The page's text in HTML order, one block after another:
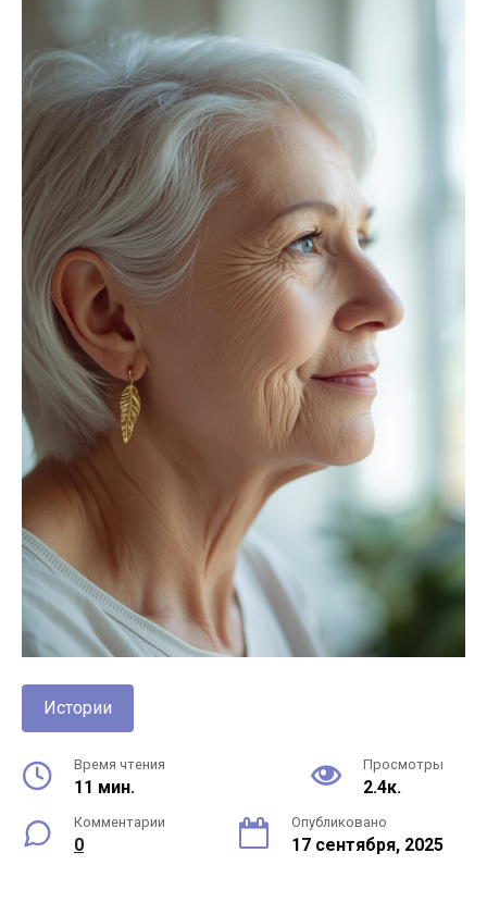
Истории
Время чтения
11 мин.
Просмотры
2.4к.
Комментарии
0
Опубликовано
17 сентября, 2025